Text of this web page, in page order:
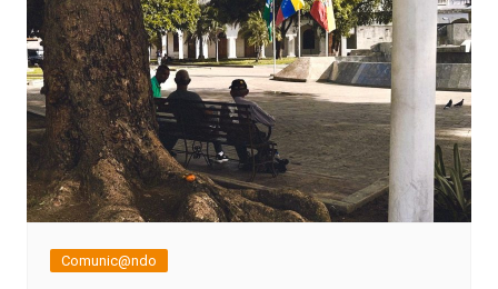
Comunic@ndo